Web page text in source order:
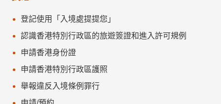
登記使用「入境處提提您」
認識香港特別行政區的旅遊簽證和進入許可規例
申請香港身份證
申請香港特別行政區護照
舉報違反入境條例罪行